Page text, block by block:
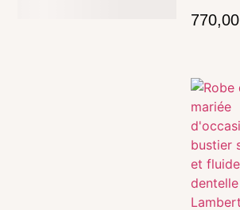
770,00